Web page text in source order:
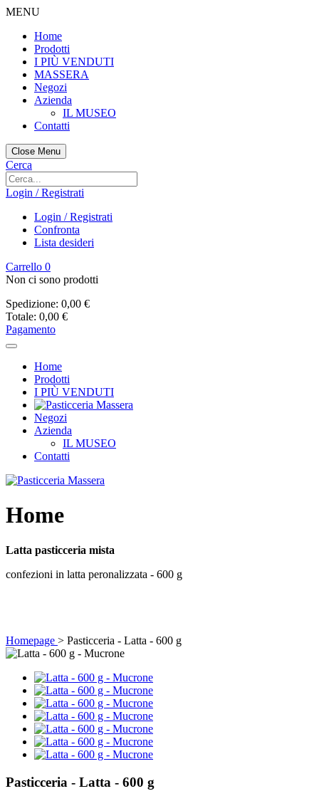
MENU
Home
Prodotti
I PIÙ VENDUTI
MASSERA
Negozi
Azienda
IL MUSEO
Contatti
Close Menu
Cerca
Login / Registrati
Login / Registrati
Confronta
Lista desideri
Carrello 0
Non ci sono prodotti
Spedizione: 0,00 €
Totale: 0,00 €
Pagamento
Home
Prodotti
I PIÙ VENDUTI
Negozi
Azienda
IL MUSEO
Contatti
Home
Latta pasticceria mista
confezioni in latta peronalizzata - 600 g
Homepage > Pasticceria - Latta - 600 g
Pasticceria - Latta - 600 g